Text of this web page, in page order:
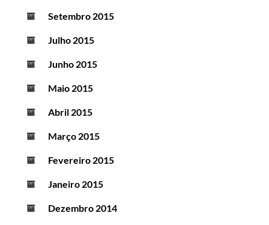
Setembro 2015
Julho 2015
Junho 2015
Maio 2015
Abril 2015
Março 2015
Fevereiro 2015
Janeiro 2015
Dezembro 2014